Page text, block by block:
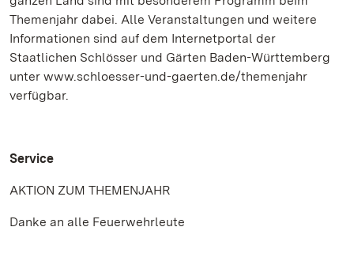
Themenjahr dabei. Alle Veranstaltungen und weitere
Informationen sind auf dem Internetportal der
Staatlichen Schlösser und Gärten Baden-Württemberg
unter www.schloesser-und-gaerten.de/themenjahr
verfügbar.
Service
AKTION ZUM THEMENJAHR
Danke an alle Feuerwehrleute